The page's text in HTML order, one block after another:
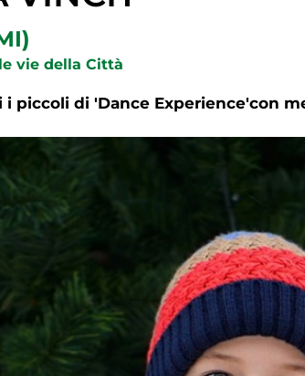
vie della Città
piccoli di 'Dance Experience'con